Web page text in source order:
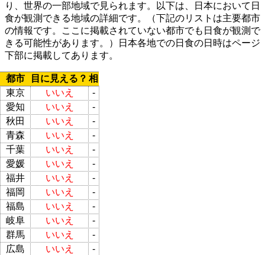
り、世界の一部地域で見られます。以下は、日本において日
食が観測できる地域の詳細です。（下記のリストは主要都市
の情報です。ここに掲載されていない都市でも日食が観測で
きる可能性があります。）日本各地での日食の日時はページ
下部に掲載してあります。
都市 目に見える？ 相
東京
いいえ
-
愛知
いいえ
-
秋田
いいえ
-
青森
いいえ
-
千葉
いいえ
-
愛媛
いいえ
-
福井
いいえ
-
福岡
いいえ
-
福島
いいえ
-
岐阜
いいえ
-
群馬
いいえ
-
広島
いいえ
-